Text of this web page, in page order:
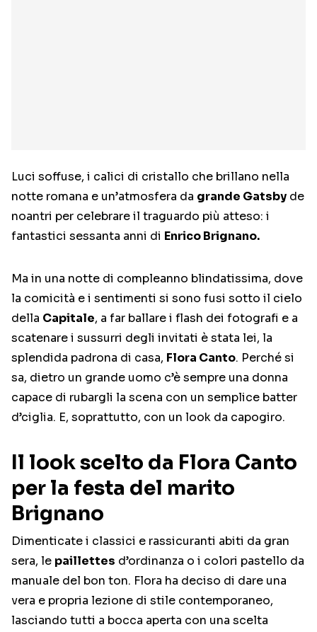
Luci soffuse, i calici di cristallo che brillano nella
notte romana e un’atmosfera da grande Gatsby de
noantri per celebrare il traguardo più atteso: i
fantastici sessanta anni di Enrico Brignano.
Ma in una notte di compleanno blindatissima, dove
la comicità e i sentimenti si sono fusi sotto il cielo
della Capitale, a far ballare i flash dei fotografi e a
scatenare i sussurri degli invitati è stata lei, la
splendida padrona di casa, Flora Canto. Perché si
sa, dietro un grande uomo c’è sempre una donna
capace di rubargli la scena con un semplice batter
d’ciglia. E, soprattutto, con un look da capogiro.
Il look scelto da Flora Canto
per la festa del marito
Brignano
Dimenticate i classici e rassicuranti abiti da gran
sera, le paillettes d’ordinanza o i colori pastello da
manuale del bon ton. Flora ha deciso di dare una
vera e propria lezione di stile contemporaneo,
lasciando tutti a bocca aperta con una scelta